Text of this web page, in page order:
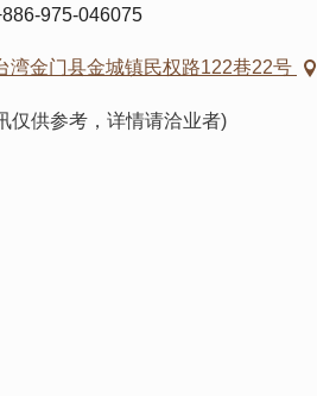
975-046075
湾金门县金城镇民权路122巷22号
仅供参考，详情请洽业者)